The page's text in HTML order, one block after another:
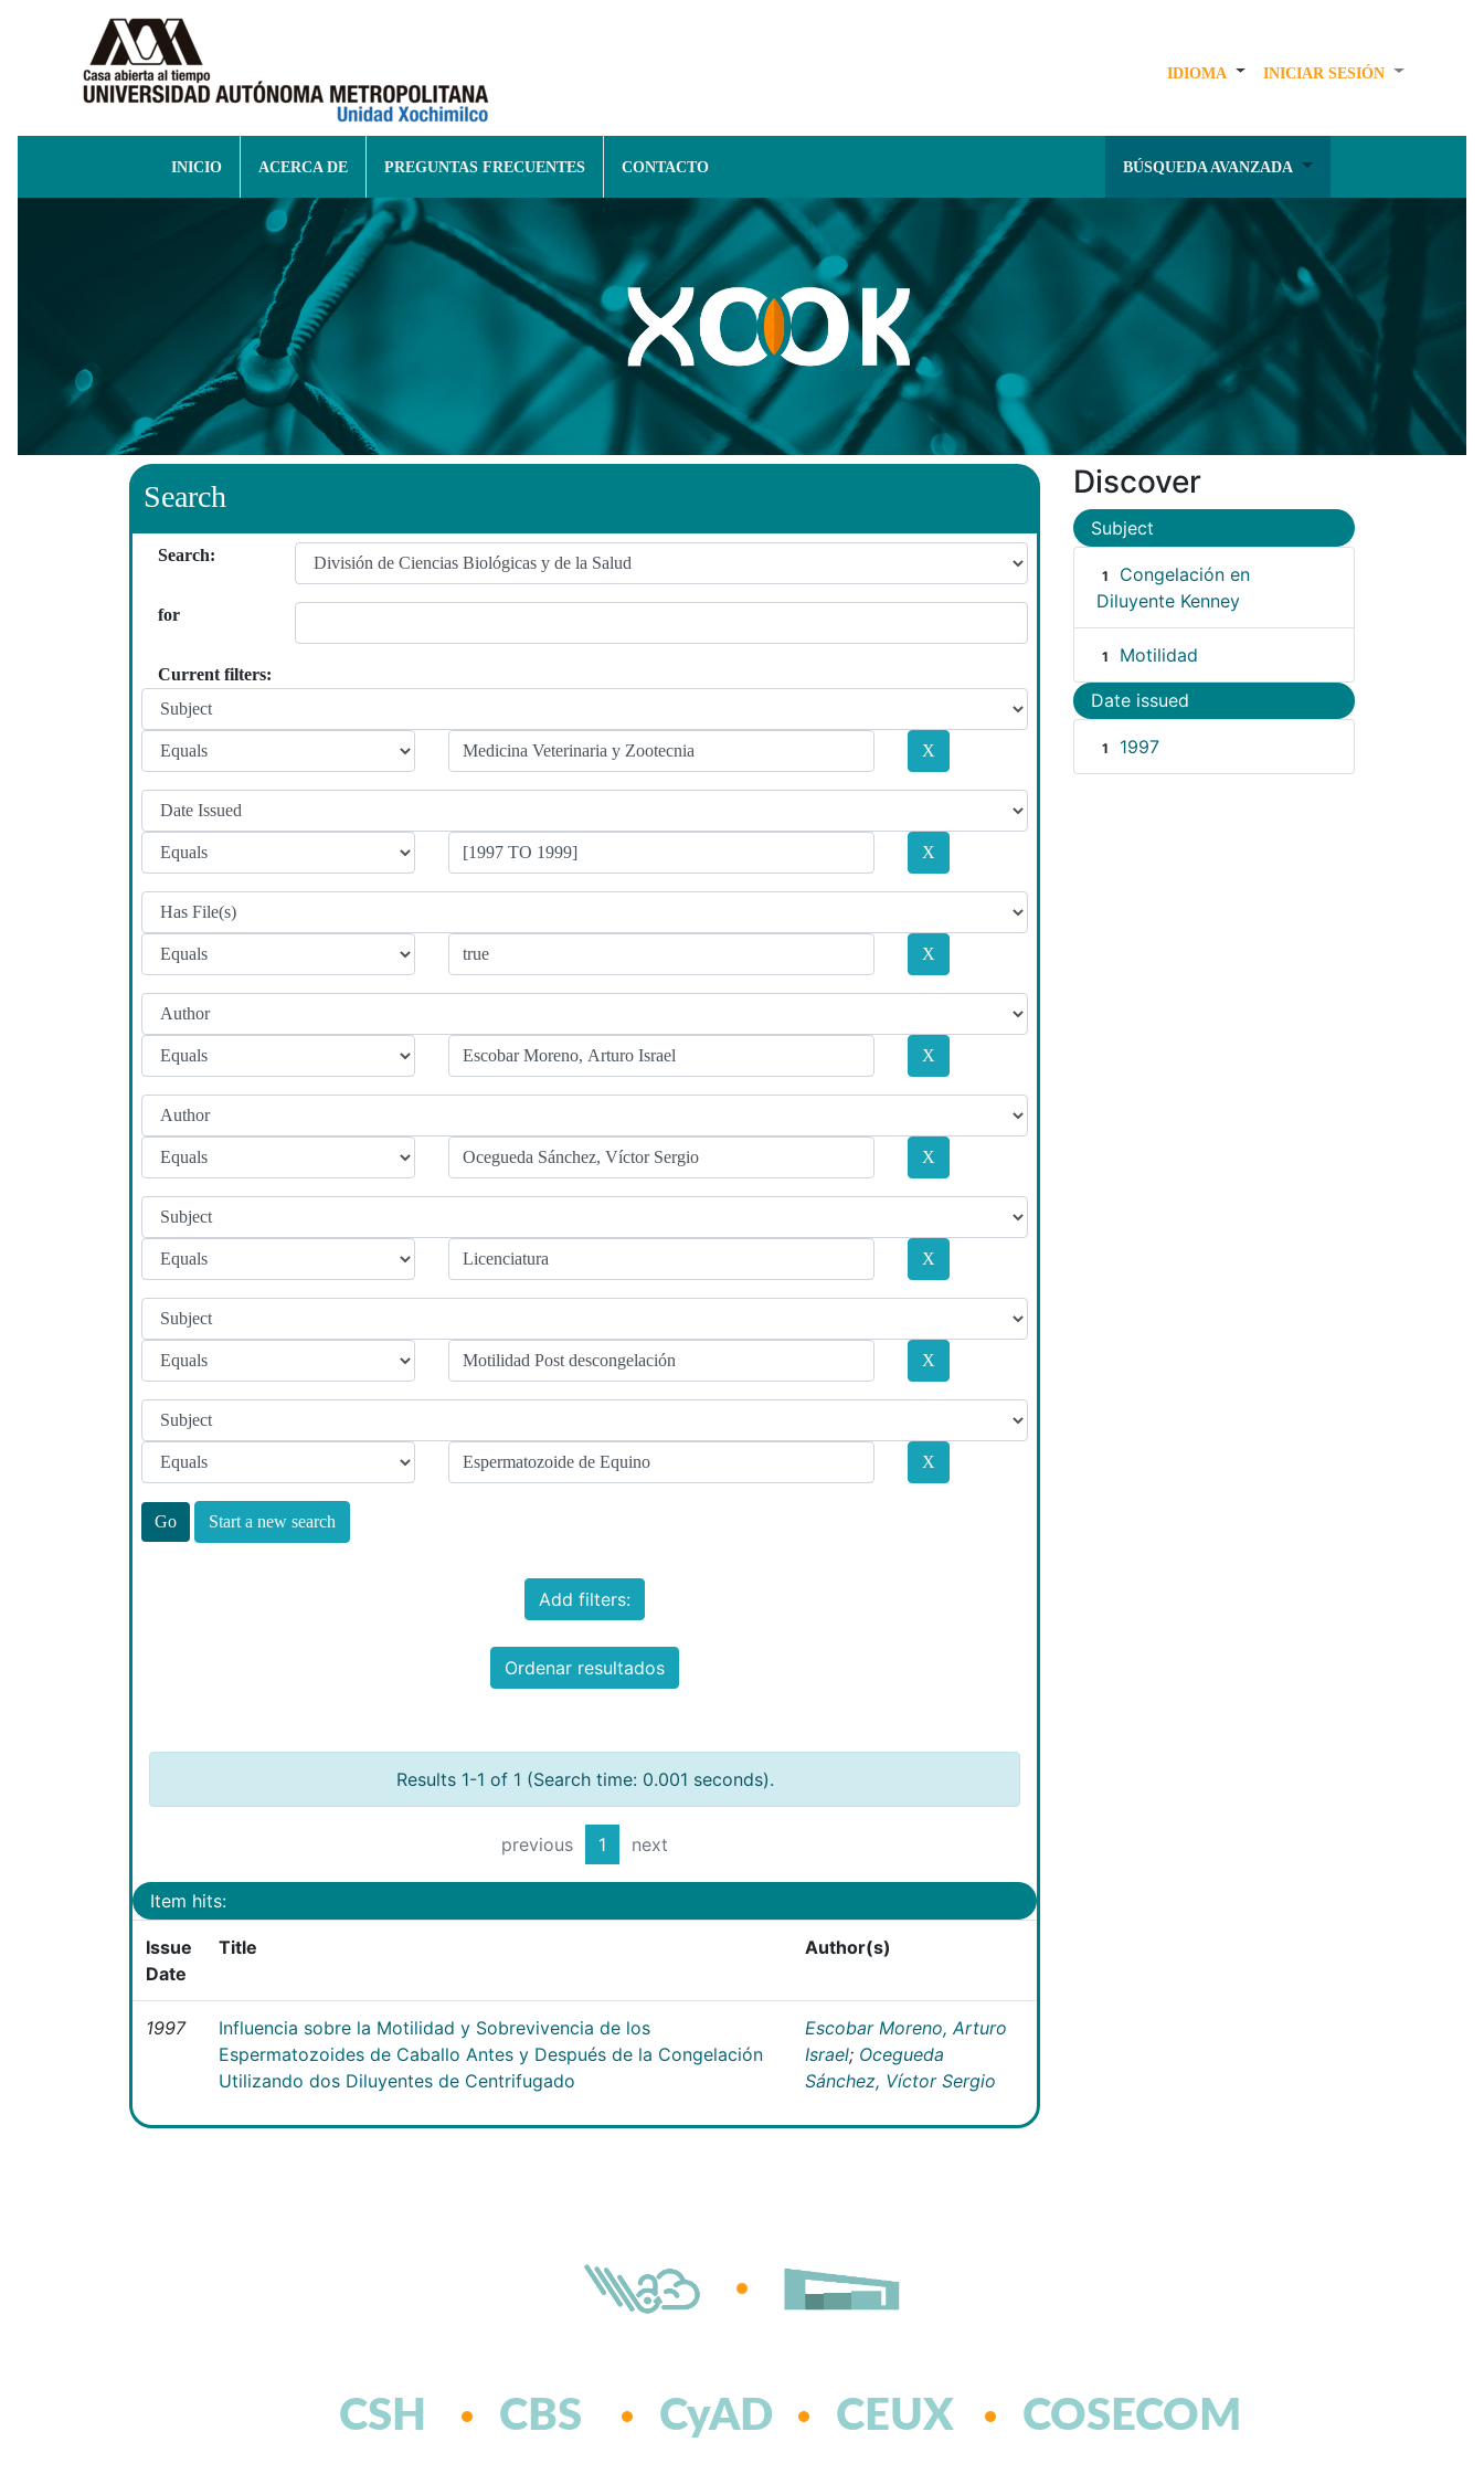
IDIOMA INICIAR SESIÓN
INICIO ACERCA DE PREGUNTAS FRECUENTES CONTACTO BÚSQUEDA AVANZADA
Search
Search:
for
Current filters:
Start a new search
Add filters:
Ordenar resultados
Results 1-1 of 1 (Search time: 0.001 seconds).
previous 1 next
Item hits:
Issue
Date
Title Author(s)
1997
Influencia sobre la Motilidad y Sobrevivencia de los
Espermatozoides de Caballo Antes y Después de la Congelación
Utilizando dos Diluyentes de Centrifugado
Escobar Moreno, Arturo
Israel; Ocegueda
Sánchez, Víctor Sergio
Discover
Subject
1
Congelación en
Diluyente Kenney
1 Motilidad
Date issued
1 1997
CSH CBS CyAD CEUX COSECOM